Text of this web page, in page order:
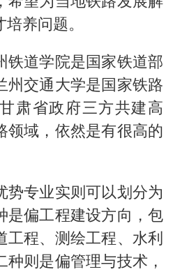
养问题。
铁道学院是国家铁道部
州交通大学是国家铁路
肃省政府三方共建高
领域，依然是有很高的
势专业实则可以划分为
是偏工程建设方向，包
工程、测绘工程、水利
则是偏管理与技术，